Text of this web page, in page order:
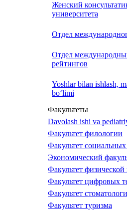
Женский
университета
Отдел
Отдел
рейтингов
Yoshlar bilan ishlash,
bo‘limi
Факультеты
Davolash ishi va
Факультет филологии
Факультет
Экономический
Факультет физической
Факультет цифровых
Факультет
Факультет туризма